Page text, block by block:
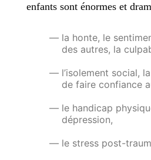
enfants sont énormes et
la honte, le
des autres, la
l’isolement social,
de faire confiance
le handicap
dépression,
le stress post-